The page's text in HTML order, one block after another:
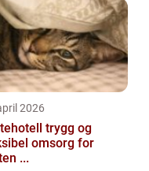
2026
trygg og
omsorg for
...